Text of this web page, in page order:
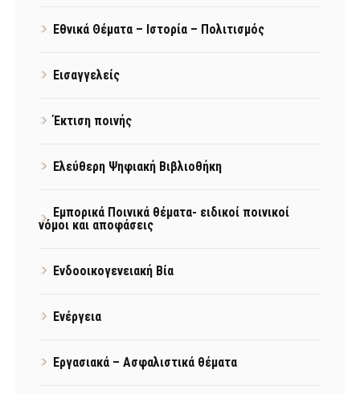
Εθνικά Θέματα – Ιστορία – Πολιτισμός
Εισαγγελείς
Έκτιση ποινής
Ελεύθερη Ψηφιακή Βιβλιοθήκη
Εμπορικά Ποινικά θέματα- ειδικοί ποινικοί
νόμοι και αποφάσεις
Ενδοοικογενειακή Βία
Ενέργεια
Εργασιακά – Ασφαλιστικά θέματα